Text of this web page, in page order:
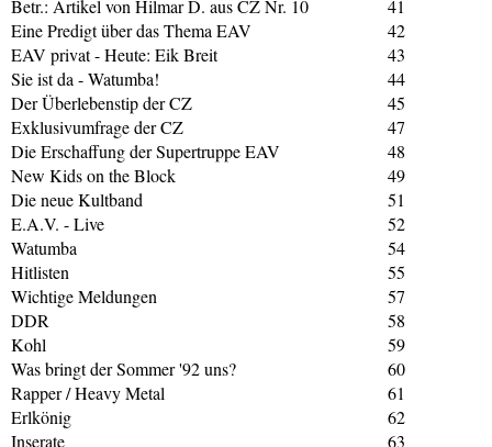
Betr.: Artikel von Hilmar D. aus CZ Nr. 10
41
Eine Predigt über das Thema EAV
42
EAV privat - Heute: Eik Breit
43
Sie ist da - Watumba!
44
Der Überlebenstip der CZ
45
Exklusivumfrage der CZ
47
Die Erschaffung der Supertruppe EAV
48
New Kids on the Block
49
Die neue Kultband
51
E.A.V. - Live
52
Watumba
54
Hitlisten
55
Wichtige Meldungen
57
DDR
58
Kohl
59
Was bringt der Sommer '92 uns?
60
Rapper / Heavy Metal
61
Erlkönig
62
Inserate
63